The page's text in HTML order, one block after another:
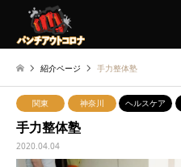
紹介ページ 手力整体塾
関東 神奈川 ヘルスケア
手力整体塾
2020.04.04